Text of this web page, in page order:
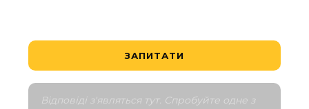
ЗАПИТАТИ
Відповіді з'являться тут. Спробуйте одне з